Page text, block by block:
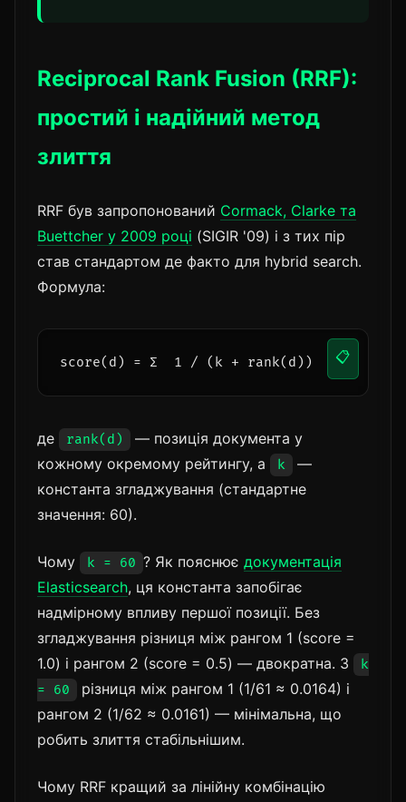
Reciprocal Rank Fusion (RRF):
простий і надійний метод
злиття
RRF був запропонований Cormack, Clarke та
Buettcher у 2009 році (SIGIR '09) і з тих пір
став стандартом де факто для hybrid search.
Формула:
score(d) = Σ  1 / (k + rank(d)) 📋
де rank(d)
— позиція документа у
кожному окремому рейтингу, а
k
—
константа згладжування (стандартне
значення: 60).
Чому k = 60 ? Як пояснює документація
Elasticsearch, ця константа запобігає
надмірному впливу першої позиції. Без
згладжування різниця між рангом 1 (score =
1.0) і рангом 2 (score = 0.5) — двократна. З
k
= 60
різниця між рангом 1 (1/61 ≈ 0.0164) і
рангом 2 (1/62 ≈ 0.0161) — мінімальна, що
робить злиття стабільнішим.
Чому RRF кращий за лінійну комбінацію